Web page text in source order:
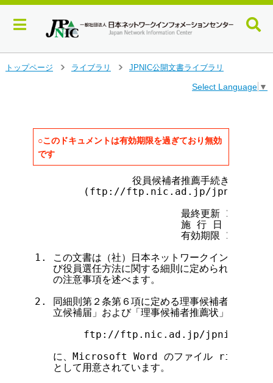
トップページ
ライブラリ
JPNIC公開文書ライブラリ
Select Language ▼
○このドキュメントは有効期限を過ぎており無効
です
役員候補者推薦手続きに関する
(ftp://ftp.nic.ad.jp/jpnic/
最終更新 2000年 3
施 行 日 2000年
有効期限 2000年 3
1. この文書は（社）日本ネットワークインフォメー
び役員選任方法に関する細則に定められている役
   の注意事項を述べます。
2. 同細則第２条第６項に定める理事候補者の推薦の
   立候補届」および「理事候補者推薦状」です。
ftp://ftp.nic.ad.jp/jpnic/
に、Microsoft Word のファイル
   として用意されています。